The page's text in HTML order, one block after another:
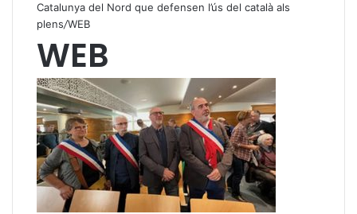
Catalunya del Nord que defensen l’ús del català als
plens/WEB
WEB